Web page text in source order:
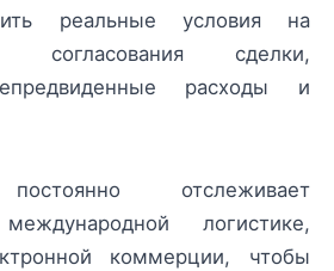
реальные условия на
сделки,
расходы и
отслеживает
логистике,
коммерции, чтобы